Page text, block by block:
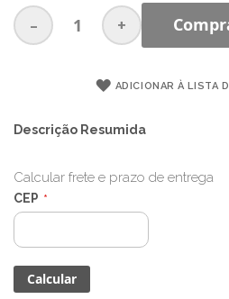
imagens
- +
ADICIONAR À LISTA
Descrição Resumida
Calcular frete e prazo de entrega
CEP